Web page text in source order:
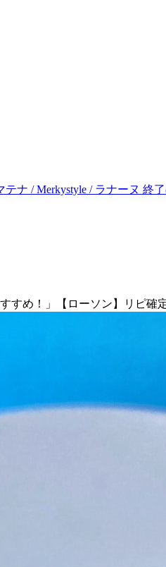
テナ / Merkystyle / ラナーヌ 終
すめ！」【ローソン】リピ確